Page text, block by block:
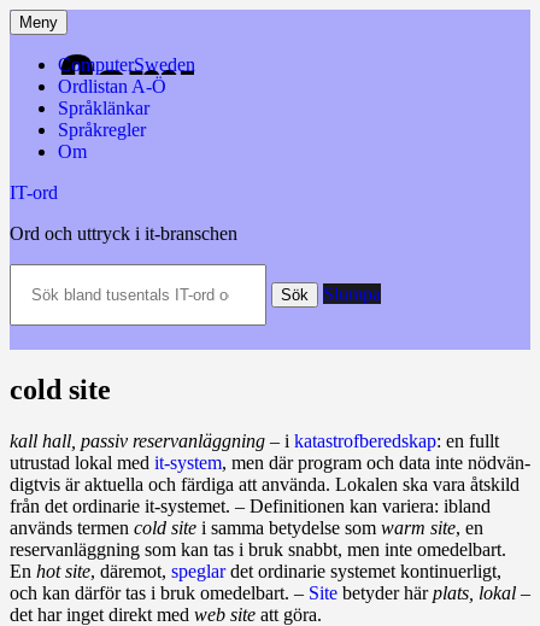
Hoppa
till
innehåll
Meny
ComputerSweden
Ordlistan A-Ö
Språklänkar
Språkregler
Om
IT-ord
Ord och uttryck i it-branschen
bland
och
datatermer
Sök Slumpa
cold site
kall hall, passiv reservanläggning – i kata­strof­­bered­­skap: en fullt
utrustad lokal med it‑system, men där program och data inte nödvän­
digt­vis är aktuella och färdiga att använda. Lokalen ska vara åtskild
från det ordinarie it-sys­temet. – De­fi­ni­tionen kan variera: ibland
används termen cold site i samma betydelse som warm site, en
reserv­­an­lägg­ning som kan tas i bruk snabbt, men inte omedelbart.
En hot site, däremot, speglardet ordinarie systemet kon­ti­nu­er­ligt,
och kan därför tas i bruk omedel­bart. – Site betyder härplats, lokal –
det har inget direkt med web site att göra.